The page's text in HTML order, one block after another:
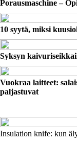
Porausmaschine –
10 syytä, miksi
Syksyn
Vuokraa laitteet:
paljastuvat
Insulation knife: kun